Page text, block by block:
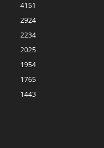
4151
2924
2234
2025
1954
1765
1443